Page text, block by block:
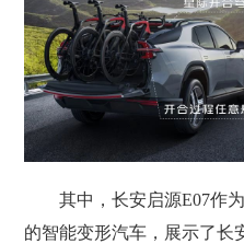
其中，长安启源E07作
的智能变形汽车，展示了长